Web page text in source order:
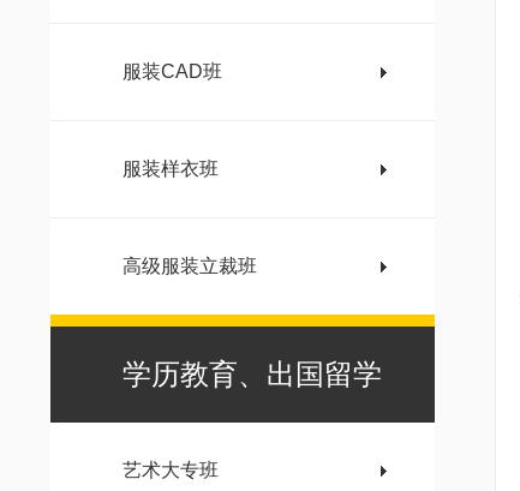
服装CAD班
服装样衣班
高级服装立裁班
学历教育、出国留学
艺术大专班